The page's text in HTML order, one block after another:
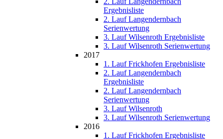
Ergebnisliste
2. Lauf Langendernbach
Serienwertung
3. Lauf Wilsenroth Ergebnisliste
3. Lauf Wilsenroth Serienwertung
2017
1. Lauf Frickhofen Ergebnisliste
2. Lauf Langendernbach
Ergebnisliste
2. Lauf Langendernbach
Serienwertung
3. Lauf Wilsenroth
3. Lauf Wilsenroth Serienwertung
2016
1. Lauf Frickhofen Ergebnisliste